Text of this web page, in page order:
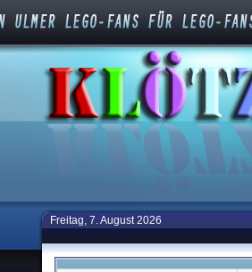
Freitag, 7. August 2026